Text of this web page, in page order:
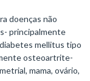
doenças não
principalmente
mellitus tipo
osteoartrite-
mama, ovário,